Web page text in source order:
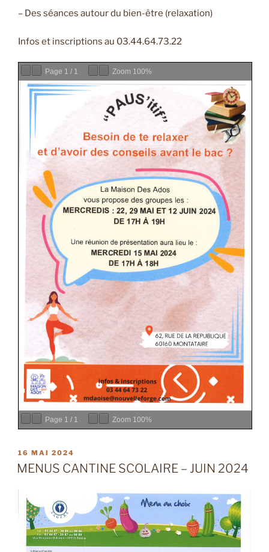
– Des séances autour du bien-être (relaxation)
Infos et inscriptions au 03.44.64.73.22
Page 1 / 1 Zoom 100%
Page 1 / 1 Zoom 100%
PUBLIÉ
LE
16 MAI 2024
MENUS CANTINE SCOLAIRE – JUIN 2024